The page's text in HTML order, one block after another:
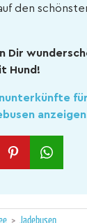
den
Dir
Hund!
> Jadebusen